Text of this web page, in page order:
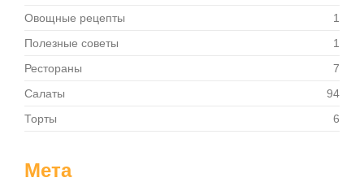
Овощные рецепты
1
Полезные советы
1
Рестораны
7
Салаты
94
Торты
6
Мета